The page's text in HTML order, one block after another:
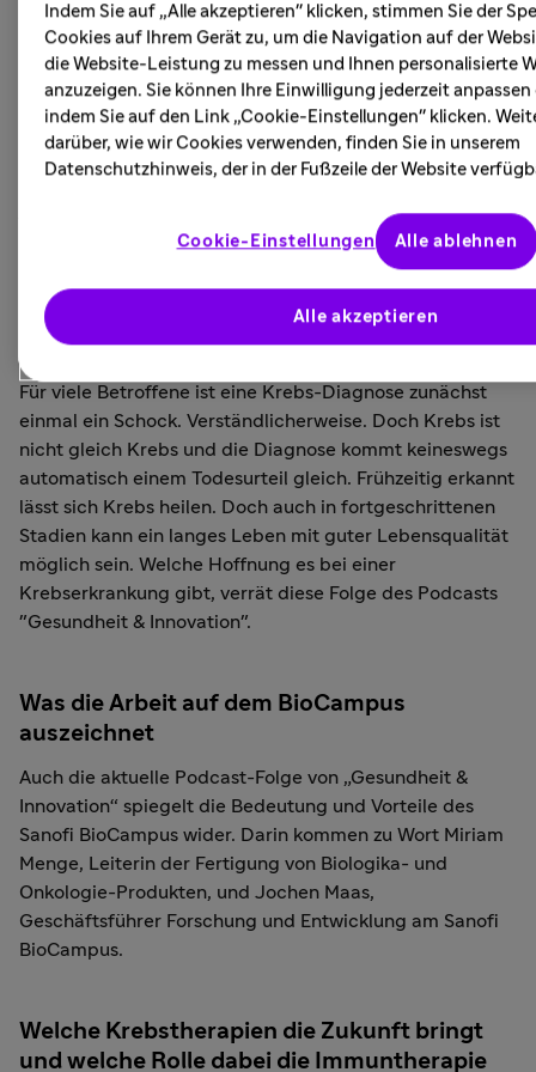
Wie der Körper immer wieder neue Zellen bildet, die
dann wichtige und notwendige Funktionen im
Organismus übernehmen, müssen auch Unternehmen
immer wieder dafür sorgen, dass junge und gut
ausgebildete Mitarbeitende nachrücken. Die Ausbildung
von neuen Fachkräften spielt daher eine besondere
Rolle. Welche Jobs und Entwicklungsmöglichkeiten auf
junge Menschen in einem Gesundheitsunternehmen
warten, verrät diese Folge des Podcasts "Gesundheit &
Hoffnung bei Krebserkrankungen
Für viele Betroffene ist eine Krebs-Diagnose zunächst
einmal ein Schock. Verständlicherweise. Doch Krebs ist
nicht gleich Krebs und die Diagnose kommt keineswegs
automatisch einem Todesurteil gleich. Frühzeitig erkannt
lässt sich Krebs heilen. Doch auch in fortgeschrittenen
Stadien kann ein langes Leben mit guter Lebensqualität
möglich sein. Welche Hoffnung es bei einer
Krebserkrankung gibt, verrät diese Folge des Podcasts
"Gesundheit & Innovation".
Was die Arbeit auf dem BioCampus
auszeichnet
Auch die aktuelle Podcast-Folge von „Gesundheit &
Innovation“ spiegelt die Bedeutung und Vorteile des
Sanofi BioCampus wider. Darin kommen zu Wort Miriam
Menge, Leiterin der Fertigung von Biologika- und
Onkologie-Produkten, und Jochen Maas,
Geschäftsführer Forschung und Entwicklung am Sanofi
BioCampus.
Welche Krebstherapien die Zukunft bringt
und welche Rolle dabei die Immuntherapie
Indem Sie auf „Alle akzeptieren" klicken, stimmen Sie der
Cookies auf Ihrem Gerät zu, um die Navigation auf der
die Website-Leistung zu messen und Ihnen personalisierte
anzuzeigen. Sie können Ihre Einwilligung jederzeit
indem Sie auf den Link „Cookie-Einstellungen" klicken.
darüber, wie wir Cookies verwenden, finden Sie in unserem
Datenschutzhinweis, der in der Fußzeile der Website
Cookie-Einstellungen
Alle akzeptieren
Alle ablehnen